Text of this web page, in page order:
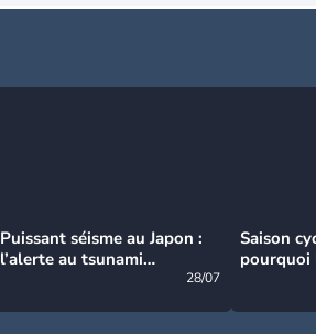
Puissant séisme au Japon :
l’alerte au tsunami
28/07
Saison
pourquoi